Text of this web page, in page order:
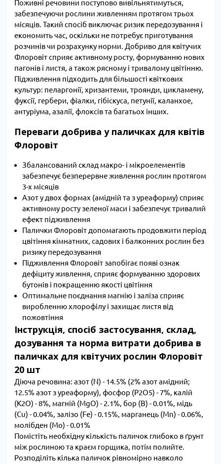
Поживні речовини поступово вивільнятимуться,
забезпечуючи рослини живленням протягом трьох
місяців. Такий спосіб виключає ризик передозування і
економить час, оскільки не потребує приготування
розчинів чи розрахунку норми. Добриво для квітучих
Флоровіт сприяє активному росту, формуванню нових
пагонів і листя, а також рясному і тривалому цвітінню.
Підживлення підходить для більшості квіткових
культур: пеларгонії, хризантеми, троянди, цикламену,
фуксії, гербери, фіалки, гібіскуса, петунії, каланхое,
антуріума, азалії, флоксів та багатьох інших.
Переваги добрива у паличках для квітів
Флоровіт
Збалансований склад макро- і мікроелементів
забезпечує безперервне живлення рослин протягом
3-х місяців
Азот у двох формах (амідній та з уреаформу) сприяє
активному росту зеленої маси і забезпечує тривалий
ефект підживлення
Палички Флоровіт допомагають продовжити період
цвітіння кімнатних, садових і балконних рослин без
ризику передозування
Підживлення Флоровіт запобігає появі ознак
дефіциту живлення, сприяє формуванню здорових
бутонів і покращенню якості цвітіння
Оптимальне поєднання магнію і заліза сприяє
виробленню хлорофілу і захищає листя від
пожовтіння
Інструкція, спосіб застосування, склад,
дозування та норма витрати добрива в
паличках для квітучих рослин Флоровіт
20 шт
Діюча речовина: азот (N) - 14.5% (2% азот амідний;
12.5% азот з уреаформу), фосфор (Р2О5) - 7%, калій
(К2О) - 8%, магній (MgO) - 2.1%, бор (B) - 0.01%, мідь
(Cu) - 0.04%, залізо (Fe) - 0.15%, марганець (Mn) - 0.06%,
молібден (Mo) - 0.01%
Помістіть необхідну кількість паличок глибоко в ґрунт
між рослиною та краєм горщика, потім полийте.
Розподіліть кілька паличок рівномірно навколо